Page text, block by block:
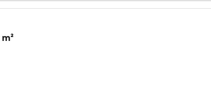
terrain de 795 m² parfaitement situé dans un hameau calme